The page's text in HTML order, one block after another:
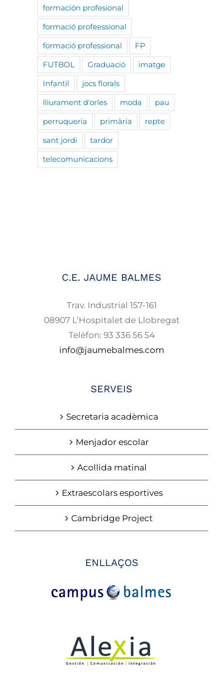
formación profesional
formació profeessional
formació professional
FP
FUTBOL
Graduació
imatge
Infantil
jocs florals
lliurament d'orles
moda
pau
perruqueria
primària
repte
sant jordi
tardor
telecomunicacions
C.E. JAUME BALMES
Trav. Industrial 157-161
08907 L’Hospitalet de Llobregat
Telèfon: 93 336 56 54
info@jaumebalmes.com
SERVEIS
Secretaria acadèmica
Menjador escolar
Acollida matinal
Extraescolars esportives
Cambridge Project
ENLLAÇOS